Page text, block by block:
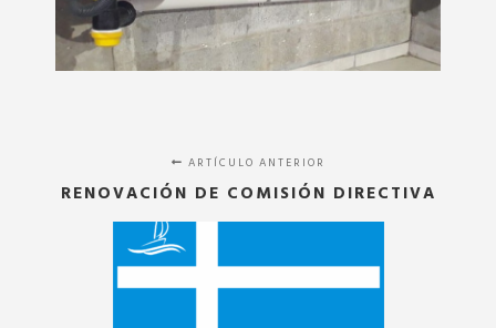
ARTÍCULO ANTERIOR
RENOVACIÓN DE COMISIÓN DIRECTIVA